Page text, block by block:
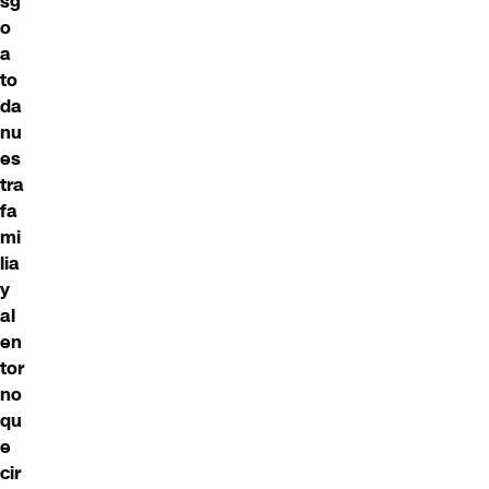
o
a
to
da
nu
es
tra
fa
mi
lia
y
al
en
tor
no
qu
e
cir